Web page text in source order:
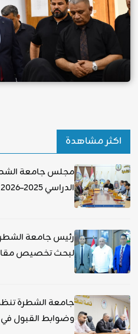
اكثر مشاهدة
مجلس جامعة
الدراسي 2025–2026
رئيس جامعة
لبحث تخصيص
جامعة الشطرة
وضوابط القبول في